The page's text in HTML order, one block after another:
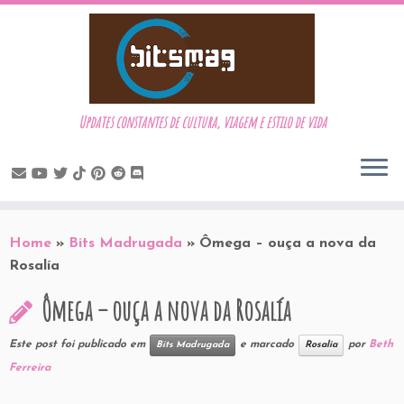
to
content
Updates constantes de cultura, viagem e estilo de vida
Home » Bits Madrugada » Ômega – ouça a nova da
Rosalía
Ômega – ouça a nova da Rosalía
Este post foi publicado em Bits Madrugada e marcado Rosalia por Beth
Ferreira